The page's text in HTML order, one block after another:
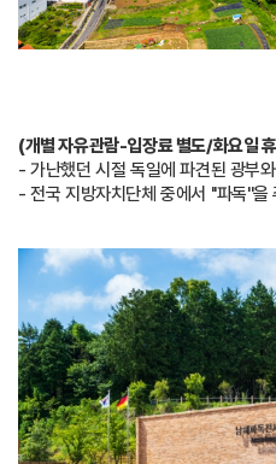
(개별 자유관람-입장료 별도/화요일
- 가난했던 시절 독일에 파견된 광부
- 전국 지방자치단체 중에서 ''파독''을